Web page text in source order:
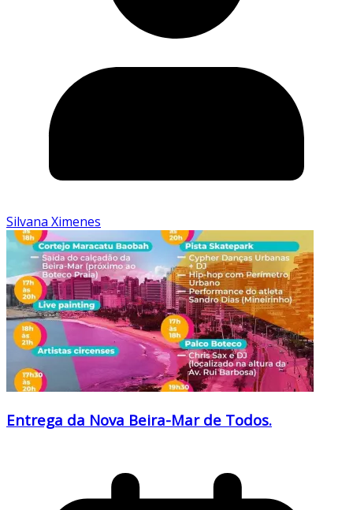
Silvana Ximenes
Entrega da Nova Beira-Mar de Todos.